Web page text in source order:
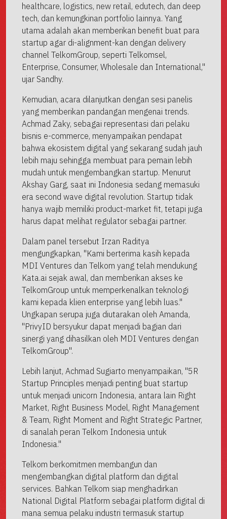
healthcare, logistics, new retail, edutech, dan deep
tech, dan kemungkinan portfolio lainnya. Yang
utama adalah akan memberikan benefit buat para
startup agar di-alignment-kan dengan delivery
channel TelkomGroup, seperti Telkomsel,
Enterprise, Consumer, Wholesale dan International,"
ujar Sandhy.
Kemudian, acara dilanjutkan dengan sesi panelis
yang memberikan pandangan mengenai trends.
Achmad Zaky, sebagai representasi dari pelaku
bisnis e-commerce, menyampaikan pendapat
bahwa ekosistem digital yang sekarang sudah jauh
lebih maju sehingga membuat para pemain lebih
mudah untuk mengembangkan startup. Menurut
Akshay Garg, saat ini Indonesia sedang memasuki
era second wave digital revolution. Startup tidak
hanya wajib memiliki product-market fit, tetapi juga
harus dapat melihat regulator sebagai partner.
Dalam panel tersebut Irzan Raditya
mengungkapkan, "Kami berterima kasih kepada
MDI Ventures dan Telkom yang telah mendukung
Kata.ai sejak awal, dan memberikan akses ke
TelkomGroup untuk memperkenalkan teknologi
kami kepada klien enterprise yang lebih luas."
Ungkapan serupa juga diutarakan oleh Amanda,
"PrivyID bersyukur dapat menjadi bagian dari
sinergi yang dihasilkan oleh MDI Ventures dengan
TelkomGroup".
Lebih lanjut, Achmad Sugiarto menyampaikan, "5R
Startup Principles menjadi penting buat startup
untuk menjadi unicorn Indonesia, antara lain Right
Market, Right Business Model, Right Management
& Team, Right Moment and Right Strategic Partner,
di sanalah peran Telkom Indonesia untuk
Indonesia."
Telkom berkomitmen membangun dan
mengembangkan digital platform dan digital
services. Bahkan Telkom siap menghadirkan
National Digital Platform sebagai platform digital di
mana semua pelaku industri termasuk startup